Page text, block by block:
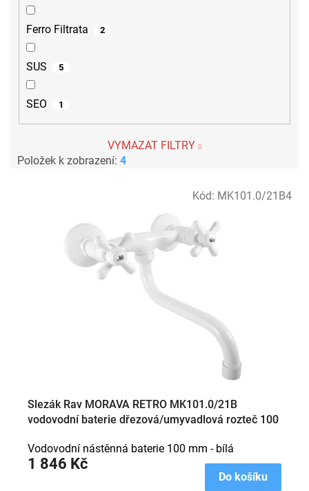
Ferro Filtrata 2
SUS 5
SEO 1
VYMAZAT FILTRY
Položek k zobrazení: 4
Slezák Rav MORAVA RETRO MK101.0/21B
vodovodní baterie dřezová/umyvadlová rozteč 100
1 846 Kč
Do košíku
Vodovodní nástěnná baterie 100 mm - bílá
Kód: MK101.0/21B4